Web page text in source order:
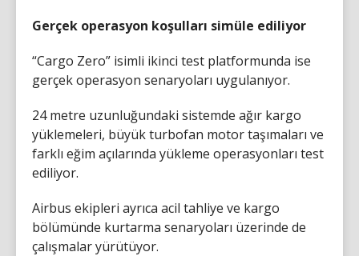
Gerçek operasyon koşulları simüle ediliyor
“Cargo Zero” isimli ikinci test platformunda ise
gerçek operasyon senaryoları uygulanıyor.
24 metre uzunluğundaki sistemde ağır kargo
yüklemeleri, büyük turbofan motor taşımaları ve
farklı eğim açılarında yükleme operasyonları test
ediliyor.
Airbus ekipleri ayrıca acil tahliye ve kargo
bölümünde kurtarma senaryoları üzerinde de
çalışmalar yürütüyor.